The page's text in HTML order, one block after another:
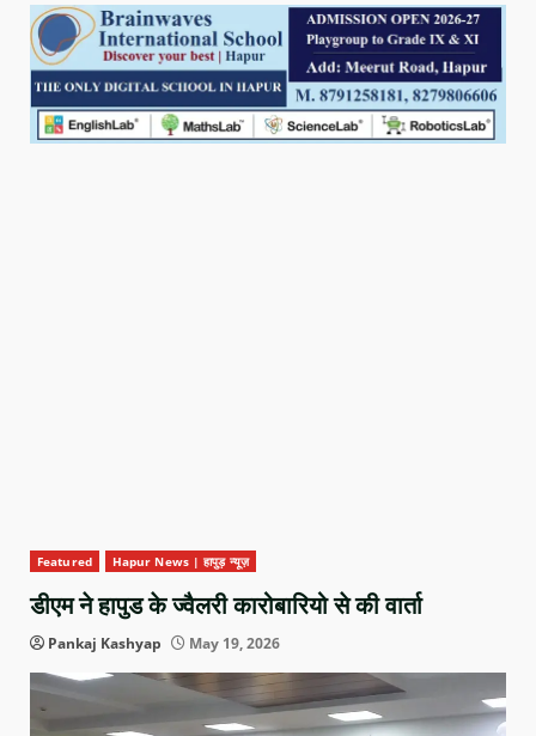
Featured Hapur News | हापुड़ न्यूज़
डीएम ने हापुड के ज्वैलरी कारोबारियो से की वार्ता
Pankaj Kashyap May 19, 2026